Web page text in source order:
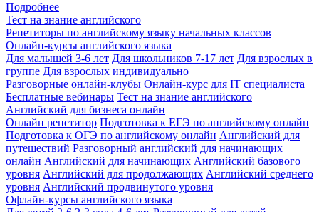
Подробнее
Тест на знание английского
Репетиторы по английскому языку начальных классов
Онлайн-курсы английского языка
Для малышей 3-6 лет Для школьников 7-17 лет Для взрослых в
группе Для взрослых индивидуально
Разговорные онлайн-клубы Онлайн-курс для IT специалиста
Бесплатные вебинары Тест на знание английского
Английский для бизнеса онлайн
Онлайн репетитор Подготовка к ЕГЭ по английскому онлайн
Подготовка к ОГЭ по английскому онлайн Английский для
путешествий Разговорный английский для начинающих
онлайн Английский для начинающих Английский базового
уровня Английский для продолжающих Английский среднего
уровня Английский продвинутого уровня
Офлайн-курсы английского языка